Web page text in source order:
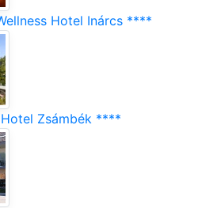
Hotel Inárcs ****
Zsámbék ****